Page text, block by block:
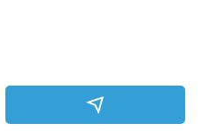
₽/ночь